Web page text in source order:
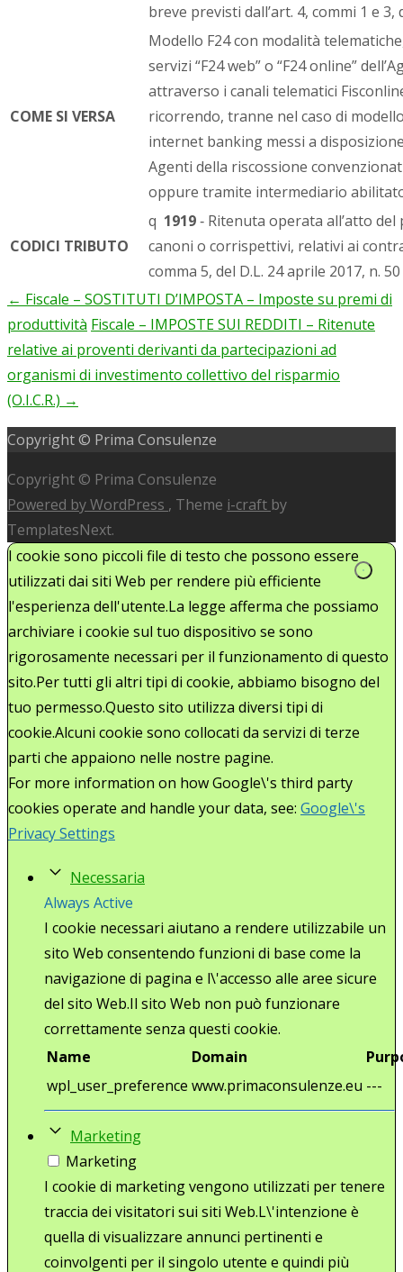
breve previsti dall’art. 4, commi 1 e 3,
COME SI VERSA
Modello F24 con modalità
servizi “F24 web” o “F24 online”
attraverso i canali telematici
ricorrendo, tranne nel caso di
internet banking messi a
Agenti della riscossione
oppure tramite intermediario
CODICI TRIBUTO
q 1919‐ Ritenuta operata all’atto
canoni o corrispettivi, relativi ai
comma 5, del D.L. 24 aprile 2017, n. 50
Post
navigation
← Fiscale – SOSTITUTI D’IMPOSTA – Imposte su premi di
produttività Fiscale – IMPOSTE SUI REDDITI – Ritenute
relative ai proventi derivanti da partecipazioni ad
organismi di investimento collettivo del risparmio
(O.I.C.R.) →
Copyright © Prima Consulenze
Copyright © Prima Consulenze
Powered by WordPress , Theme i-craft by
TemplatesNext.
I cookie sono piccoli file di testo che possono essere
utilizzati dai siti Web per rendere più efficiente
l'esperienza dell'utente.La legge afferma che possiamo
archiviare i cookie sul tuo dispositivo se sono
rigorosamente necessari per il funzionamento di questo
sito.Per tutti gli altri tipi di cookie, abbiamo bisogno del
tuo permesso.Questo sito utilizza diversi tipi di
cookie.Alcuni cookie sono collocati da servizi di terze
parti che appaiono nelle nostre pagine.
For more information on how Google\'s third party
cookies operate and handle your data, see: Google\'s
Privacy Settings
Necessaria
Always Active
I cookie necessari aiutano a rendere utilizzabile un
sito Web consentendo funzioni di base come la
navigazione di pagina e l\'accesso alle aree sicure
del sito Web.Il sito Web non può funzionare
correttamente senza questi cookie.
Name
Domain
wpl_user_preference www.primaconsulenze.eu ---
Marketing
Marketing
I cookie di marketing vengono utilizzati per tenere
traccia dei visitatori sui siti Web.L\'intenzione è
quella di visualizzare annunci pertinenti e
coinvolgenti per il singolo utente e quindi più